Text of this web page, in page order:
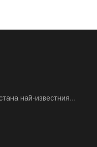
най-известния...